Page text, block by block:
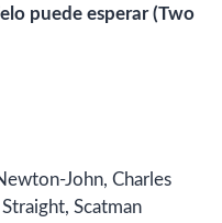
puede esperar (Two
John, Charles
Scatman